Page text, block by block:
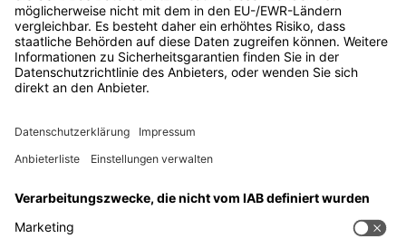
Digital Bash ist …
Digitalbranche (bezogen auf
die Anzahl der jährlichen
Expert:innenwissen, das dich
und dein Unternehmen nach
Startseite